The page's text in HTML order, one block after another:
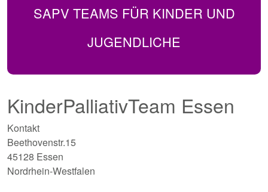
SAPV TEAMS FÜR KINDER UND
JUGENDLICHE
KinderPalliativTeam Essen
Kontakt
Beethovenstr.15
45128 Essen
Nordrhein-Westfalen